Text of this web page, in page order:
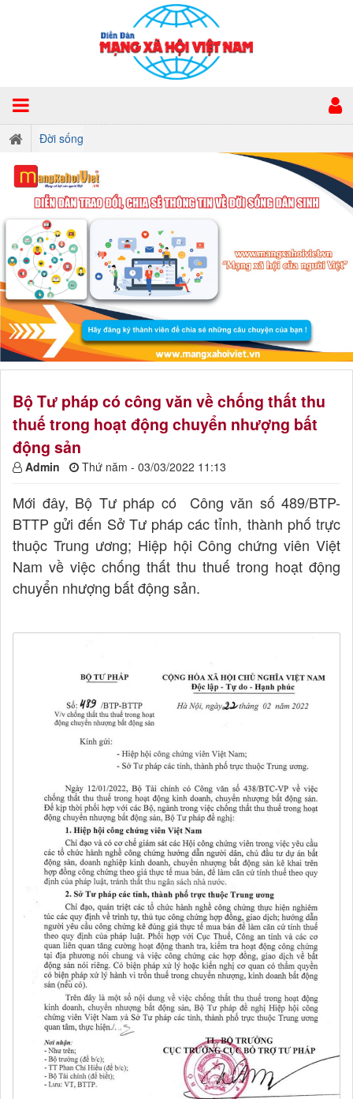
Đời sống
Bộ Tư pháp có công văn về chống thất thu
thuế trong hoạt động chuyển nhượng bất
động sản
Admin Thứ năm - 03/03/2022 11:13
Mới đây, Bộ Tư pháp có Công văn số 489/BTP-
BTTP gửi đến Sở Tư pháp các tỉnh, thành phố trực
thuộc Trung ương; Hiệp hội Công chứng viên Việt
Nam về việc chống thất thu thuế trong hoạt động
chuyển nhượng bất động sản.